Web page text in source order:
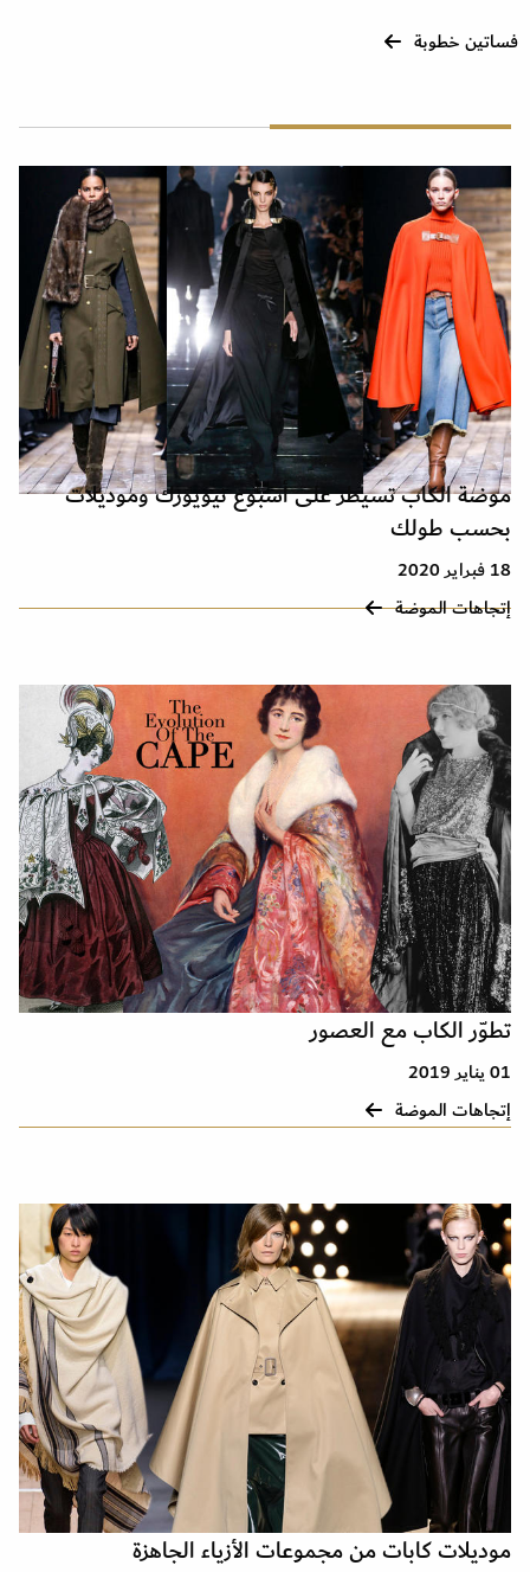
فساتين خطوبة
موضة الكاب تسيطر على أسبوع نيويورك وموديلات
بحسب طولك
18 فبراير 2020
إتجاهات الموضة
تطوّر الكاب مع العصور
01 يناير 2019
إتجاهات الموضة
موديلات كابات من مجموعات الأزياء الجاهزة